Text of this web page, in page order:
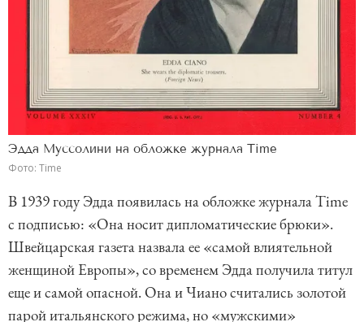
Эдда Муссолини на обложке журнала Time
Фото: Time
В 1939 году Эдда появилась на обложке журнала Time
с подписью: «Она носит дипломатические брюки».
Швейцарская газета назвала ее «самой влиятельной
женщиной Европы», со временем Эдда получила титул
еще и самой опасной. Она и Чиано считались золотой
парой итальянского режима, но «мужскими»